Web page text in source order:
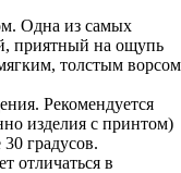
Одна из самых
приятный на ощупь
толстым ворсом
Рекомендуется
изделия с принтом)
градусов.
в